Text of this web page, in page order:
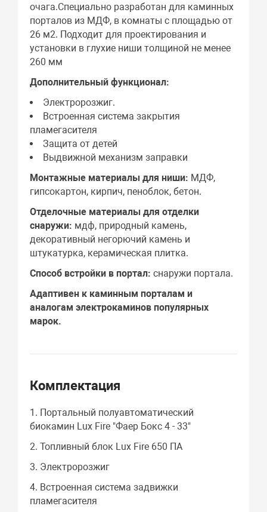
очага.Специально разработан для каминных
порталов из МДФ, в комнаты с площадью от
26 м2. Подходит для проектирования и
установки в глухие ниши толщиной не менее
260 мм
Дополнительный функционал:
Электророзжиг.
Встроенная система закрытия
пламегасителя
Защита от детей
Выдвижной механизм заправки
Монтажные материалы для ниши: МДФ,
гипсокартон, кирпич, пеноблок, бетон.
Отделочные материалы для отделки
снаружи: мдф, природный камень,
декоративный негорючий камень и
штукатурка, керамическая плитка.
Способ встройки в портал: снаружи портала.
Адаптивен к каминным порталам и
аналогам электрокаминов популярных
марок.
Комплектация
1. Портальный полуавтоматический
биокамин Lux Fire "Фаер Бокс 4 - 33"
2. Топливный блок Lux Fire 650 ПА
3. Электророзжиг
4. Встроенная система задвижки
пламегасителя